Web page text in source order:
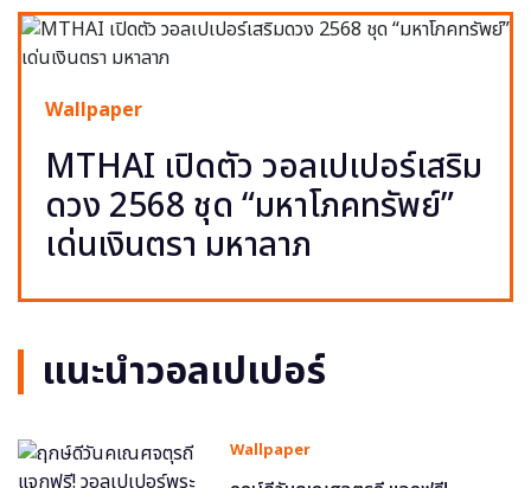
Wallpaper
MTHAI เปิดตัว วอลเปเปอร์เสริม
ดวง 2568 ชุด “มหาโภคทรัพย์”
เด่นเงินตรา มหาลาภ
แนะนำวอลเปเปอร์
Wallpaper